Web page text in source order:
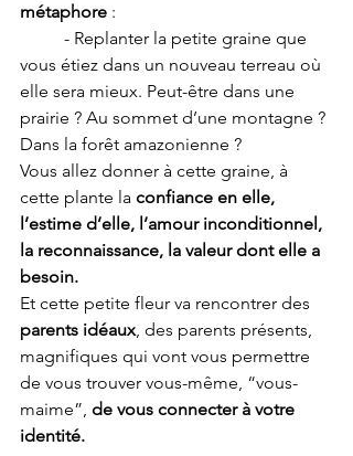
métaphore :
vous étiez dans un nouveau terreau où
elle sera mieux. Peut-être dans une
prairie ? Au sommet d’une montagne ?
Dans la forêt amazonienne ?
Vous allez donner à cette graine, à
cette plante la confiance en elle,
l’estime d’elle, l’amour inconditionnel,
la reconnaissance, la valeur dont elle a
besoin.
Et cette petite fleur va rencontrer des
parents idéaux, des parents présents,
magnifiques qui vont vous permettre
de vous trouver vous-même, “vous-
maime”, de vous connecter à votre
identité.